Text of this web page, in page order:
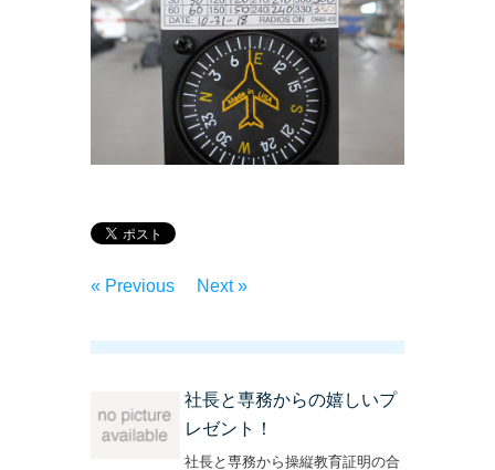
« Previous Next »
社長と専務からの嬉しいプ
レゼント！
社長と専務から操縦教育証明の合